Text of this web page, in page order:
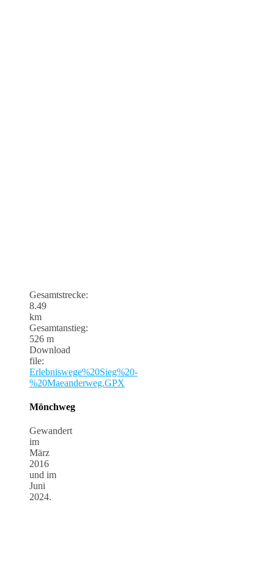
Gesamtstrecke:
8.49
km
Gesamtanstieg:
526 m
Download
file:
Erlebniswege%20Sieg%20-
%20Maeanderweg.GPX
Mönchweg
Gewandert
im
März
2016
und im
Juni
2024.